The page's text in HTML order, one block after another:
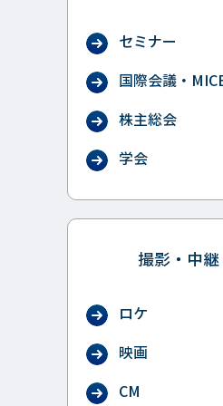
セミナー
国際会議・
株主総会
学会
撮影・中
ロケ
映画
CM